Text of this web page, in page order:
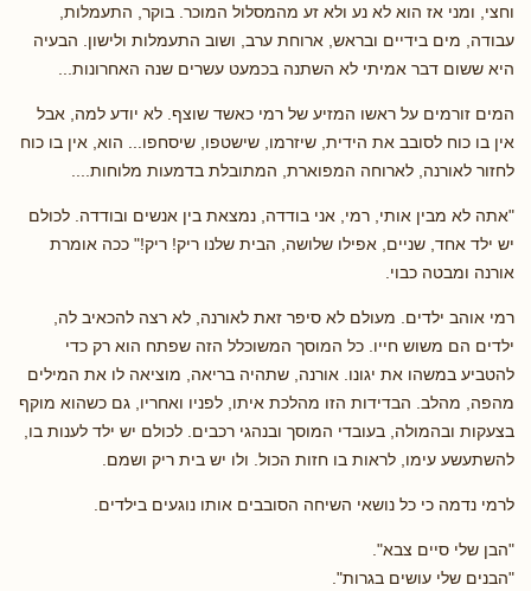
וחצי, ומני אז הוא לא נע ולא זע מהמסלול המוכר. בוקר, התעמלות,
עבודה, מים בידיים ובראש, ארוחת ערב, ושוב התעמלות ולישון. הבעיה
היא ששום דבר אמיתי לא השתנה בכמעט עשרים שנה האחרונות...
המים זורמים על ראשו המזיע של רמי כאשד שוצף. לא יודע למה, אבל
אין בו כוח לסובב את הידית, שיזרמו, שישטפו, שיסחפו... הוא, אין בו כוח
לחזור לאורנה, לארוחה המפוארת, המתובלת בדמעות מלוחות....
"אתה לא מבין אותי, רמי, אני בודדה, נמצאת בין אנשים ובודדה. לכולם
יש ילד אחד, שניים, אפילו שלושה, הבית שלנו ריק! ריק!" ככה אומרת
אורנה ומבטה כבוי.
רמי אוהב ילדים. מעולם לא סיפר זאת לאורנה, לא רצה להכאיב לה,
ילדים הם משוש חייו. כל המוסך המשוכלל הזה שפתח הוא רק כדי
להטביע במשהו את יגונו. אורנה, שתהיה בריאה, מוציאה לו את המילים
מהפה, מהלב. הבדידות הזו מהלכת איתו, לפניו ואחריו, גם כשהוא מוקף
בצעקות ובהמולה, בעובדי המוסך ובנהגי רכבים. לכולם יש ילד לענות בו,
להשתעשע עימו, לראות בו חזות הכול. ולו יש בית ריק ושמם.
לרמי נדמה כי כל נושאי השיחה הסובבים אותו נוגעים בילדים.
"הבן שלי סיים צבא".
"הבנים שלי עושים בגרות".